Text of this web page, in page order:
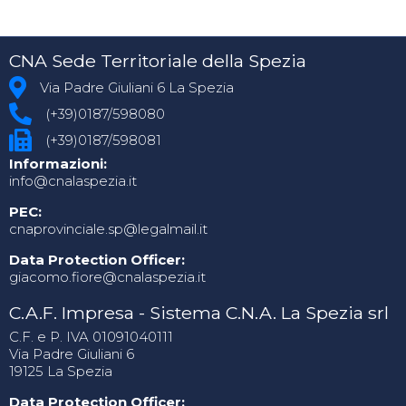
CNA Sede Territoriale della Spezia
Via Padre Giuliani 6 La Spezia
(+39)0187/598080
(+39)0187/598081
Informazioni:
info@cnalaspezia.it
PEC:
cnaprovinciale.sp@legalmail.it
Data Protection Officer:
giacomo.fiore@cnalaspezia.it
C.A.F. Impresa - Sistema C.N.A. La Spezia srl
C.F. e P. IVA 01091040111
Via Padre Giuliani 6
19125 La Spezia
Data Protection Officer: